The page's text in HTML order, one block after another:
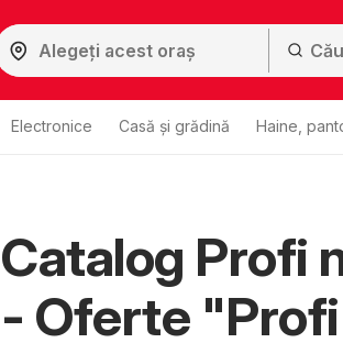
Electronice Casă și grădină Haine,
Catalog Profi
- Oferte